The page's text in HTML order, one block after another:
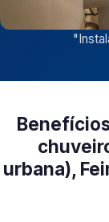
"
urbana),